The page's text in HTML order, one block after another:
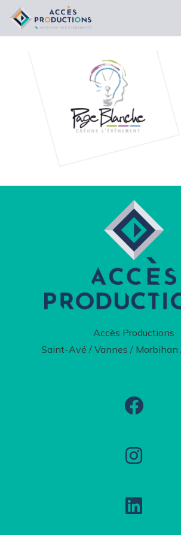
Accès Productions
Saint-Avé / Vannes / Morbihan